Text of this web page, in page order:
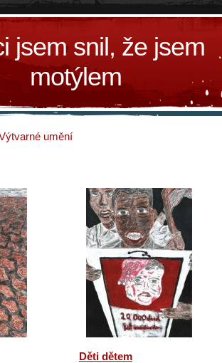
jsem snil, že jsem
motýlem
umění
Děti dětem